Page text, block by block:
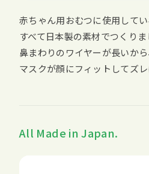
赤ちゃん用おむつに使用してい
すべて日本製の素材でつくりま
鼻まわりのワイヤーが長いから
マスクが顔にフィットしてズレ
All Made in Japan.